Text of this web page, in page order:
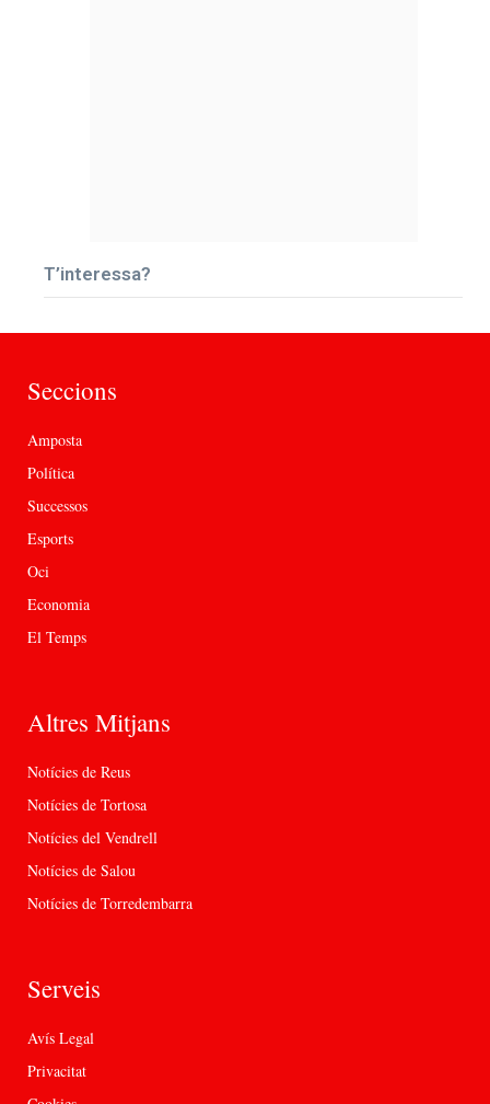
T’interessa?
Seccions
Amposta
Política
Successos
Esports
Oci
Economia
El Temps
Altres Mitjans
Notícies de Reus
Notícies de Tortosa
Notícies del Vendrell
Notícies de Salou
Notícies de Torredembarra
Serveis
Avís Legal
Privacitat